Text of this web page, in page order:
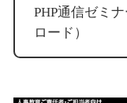
PHP通信ゼミ
ロード）